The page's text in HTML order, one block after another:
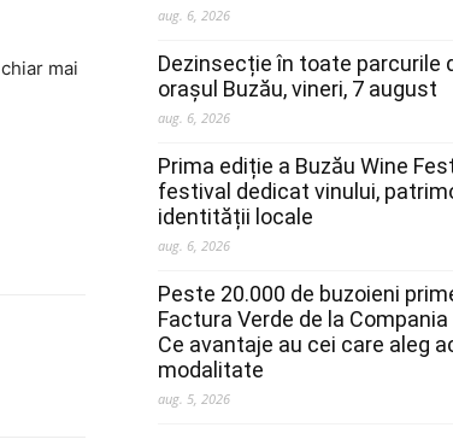
mai
aug. 6, 2026
Dezinsecție în toate parcurile
orașul Buzău, vineri, 7 august
aug. 6, 2026
Prima ediție a Buzău Wine
festival dedicat vinului,
identității locale
aug. 6, 2026
Peste 20.000 de buzoieni
Factura Verde de la Compania
Ce avantaje au cei care aleg
modalitate
aug. 5, 2026